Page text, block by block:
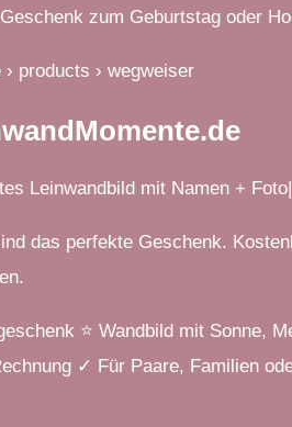
zum Geburtstag oder
products › wegweiser
Leinwandbild mit Namen +
das perfekte Geschenk.
⭐ Wandbild mit Sonne,
✓ Für Paare, Familien